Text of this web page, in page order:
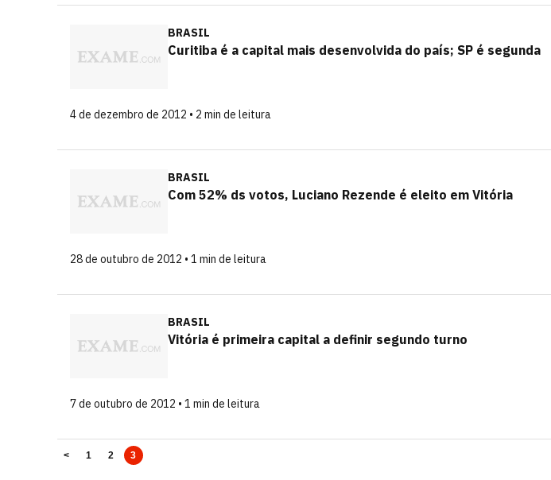
BRASIL
Curitiba é a capital mais desenvolvida do país; SP é segunda
4 de dezembro de 2012 • 2 min de leitura
BRASIL
Com 52% ds votos, Luciano Rezende é eleito em Vitória
28 de outubro de 2012 • 1 min de leitura
BRASIL
Vitória é primeira capital a definir segundo turno
7 de outubro de 2012 • 1 min de leitura
< 1 2 3